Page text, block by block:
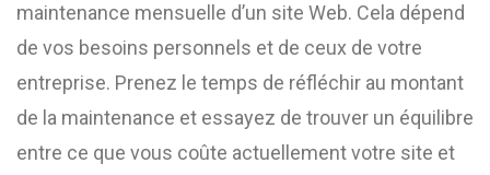
maintenance mensuelle d’un site Web. Cela dépend
de vos besoins personnels et de ceux de votre
entreprise. Prenez le temps de réfléchir au montant
de la maintenance et essayez de trouver un équilibre
entre ce que vous coûte actuellement votre site et